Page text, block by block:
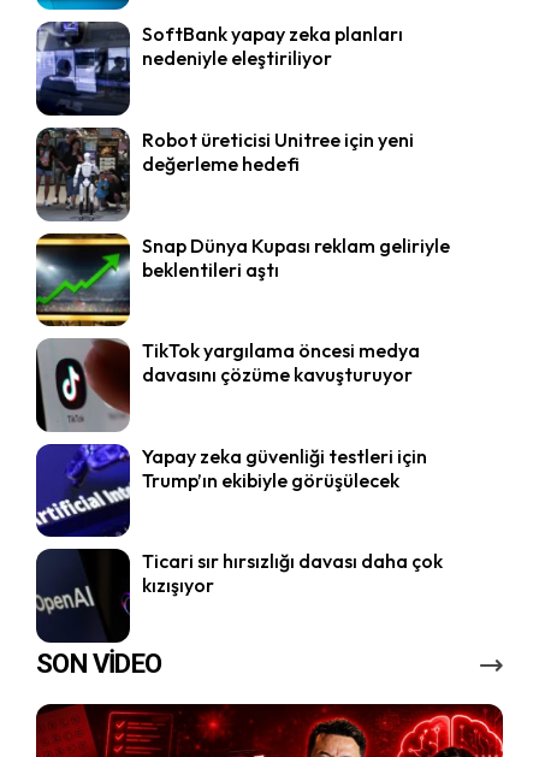
SoftBank yapay zeka planları
nedeniyle eleştiriliyor
Robot üreticisi Unitree için yeni
değerleme hedefi
Snap Dünya Kupası reklam geliriyle
beklentileri aştı
TikTok yargılama öncesi medya
davasını çözüme kavuşturuyor
Yapay zeka güvenliği testleri için
Trump’ın ekibiyle görüşülecek
Ticari sır hırsızlığı davası daha çok
kızışıyor
SON VİDEO